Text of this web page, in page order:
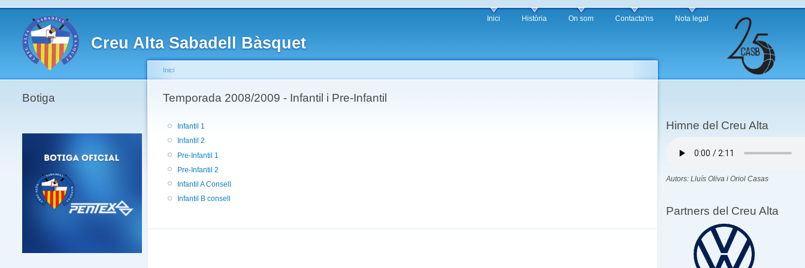
Creu Alta Sabadell Bàsquet
Inici Història On som Contacta'ns Nota legal
Botiga
Inici
Temporada 2008/2009 - Infantil i Pre-Infantil
Infantil 1
Infantil 2
Pre-Infantil 1
Pre-Infantil 2
Infantil A Consell
Infantil B consell
Himne del Creu Alta
Autors: Lluís Oliva i Oriol Casas
Partners del Creu Alta